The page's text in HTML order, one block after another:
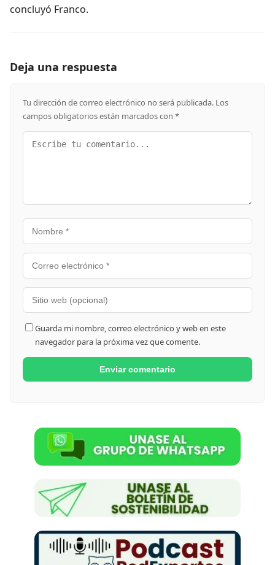
concluyó Franco.
Deja una respuesta
Tu dirección de correo electrónico no será publicada. Los
campos obligatorios están marcados con *
Guarda mi nombre, correo electrónico y web en este
navegador para la próxima vez que comente.